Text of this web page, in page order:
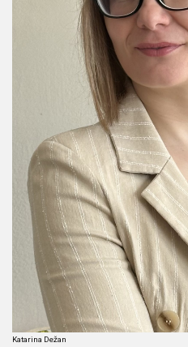
Katarina Dežan